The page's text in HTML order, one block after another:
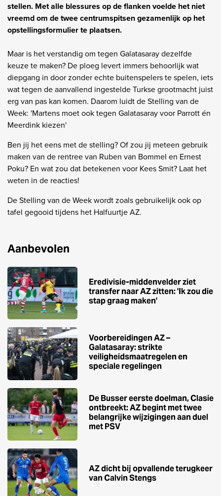
stellen. Met alle blessures op de flanken voelde het niet
vreemd om de twee centrumspitsen gezamenlijk op het
opstellingsformulier te plaatsen.
Maar is het verstandig om tegen Galatasaray dezelfde
keuze te maken? De ploeg levert immers behoorlijk wat
diepgang in door zonder echte buitenspelers te spelen, iets
wat tegen de aanvallend ingestelde Turkse grootmacht juist
erg van pas kan komen. Daarom luidt de Stelling van de
Week: 'Martens moet ook tegen Galatasaray voor Parrott én
Meerdink kiezen'
Ben jij het eens met de stelling? Of zou jij meteen gebruik
maken van de rentree van Ruben van Bommel en Ernest
Poku? En wat zou dat betekenen voor Kees Smit? Laat het
weten in de reacties!
De Stelling van de Week wordt zoals gebruikelijk ook op
tafel gegooid tijdens het Halfuurtje AZ.
Aanbevolen
Eredivisie-middenvelder ziet
transfer naar AZ zitten: 'Ik zou die
stap graag maken'
Voorbereidingen AZ –
Galatasaray: strikte
veiligheidsmaatregelen en
speciale regelingen
De Busser eerste doelman, Clasie
ontbreekt: AZ begint met twee
belangrijke wijzigingen aan duel
met PSV
AZ dicht bij opvallende terugkeer
van Calvin Stengs